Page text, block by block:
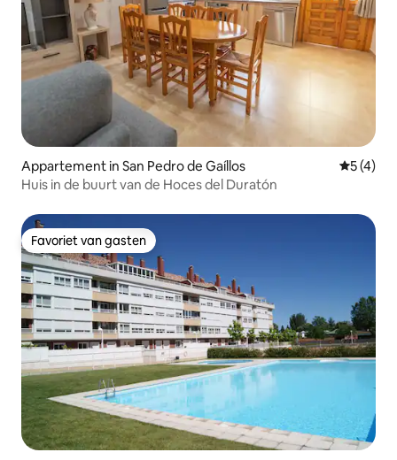
Appartement in San Pedro de Gaíllos
5 (4)
Huis in de buurt van de Hoces del Duratón
Favoriet van gasten
Favoriet van gasten